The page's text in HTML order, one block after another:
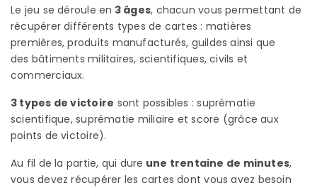
Le jeu se déroule en 3 âges, chacun vous permettant de
récupérer différents types de cartes : matières
premières, produits manufacturés, guildes ainsi que
des bâtiments militaires, scientifiques, civils et
commerciaux.
3 types de victoire sont possibles : suprématie
scientifique, suprématie miliaire et score (grâce aux
points de victoire).
Au fil de la partie, qui dure une trentaine de minutes,
vous devez récupérer les cartes dont vous avez besoin